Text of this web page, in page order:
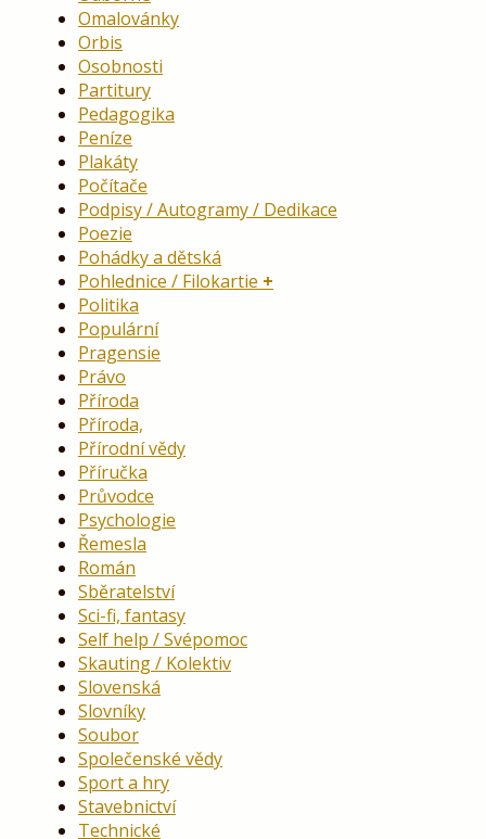
Omalovánky
Orbis
Osobnosti
Partitury
Pedagogika
Peníze
Plakáty
Počítače
Podpisy / Autogramy / Dedikace
Poezie
Pohádky a dětská
Pohlednice / Filokartie
Politika
Populární
Pragensie
Právo
Příroda
Příroda,
Přírodní vědy
Příručka
Průvodce
Psychologie
Řemesla
Román
Sběratelství
Sci-fi, fantasy
Self help / Svépomoc
Skauting / Kolektiv
Slovenská
Slovníky
Soubor
Společenské vědy
Sport a hry
Stavebnictví
Technické